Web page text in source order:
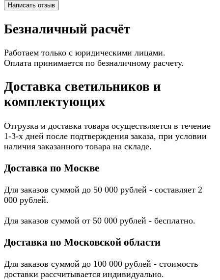
Написать отзыв
Безналичный расчёт
Работаем только с юридическими лицами.
Оплата принимается по безналичному расчету.
Доставка светильников и
комплектующих
Отгрузка и доставка товара осуществляется в течение
1-3-х дней после подтверждения заказа, при условии
наличия заказанного товара на складе.
Доставка по Москве
Для заказов суммой до 50 000 рублей - составляет 2
000 рублей.
Для заказов суммой от 50 000 рублей - бесплатно.
Доставка по Московской области
Для заказов суммой до 100 000 рублей - стоимость
доставки рассчитывается индивидуально.